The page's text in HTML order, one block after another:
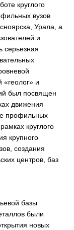
круглого
вузов
Урала, а
и
серьезная
«геолог» и
был посвящен
движения
профильных
круглого
крупного
создания
центров, баз
базы
были
новых